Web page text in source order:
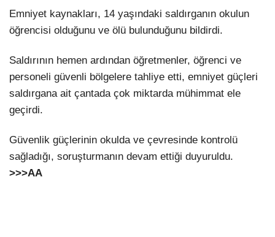
Emniyet kaynakları, 14 yaşındaki saldırganın okulun
öğrencisi olduğunu ve ölü bulunduğunu bildirdi.
Saldırının hemen ardından öğretmenler, öğrenci ve
personeli güvenli bölgelere tahliye etti, emniyet güçleri
saldırgana ait çantada çok miktarda mühimmat ele
geçirdi.
Güvenlik güçlerinin okulda ve çevresinde kontrolü
sağladığı, soruşturmanın devam ettiği duyuruldu.
>>>AA